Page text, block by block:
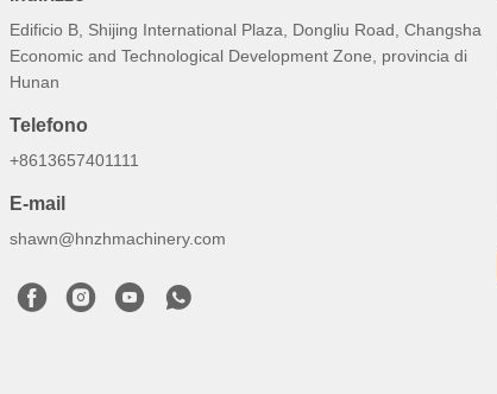
Edificio B, Shijing International Plaza, Dongliu Road, Changsha
Economic and Technological Development Zone, provincia di
Hunan
Telefono
+8613657401111
E-mail
shawn@hnzhmachinery.com